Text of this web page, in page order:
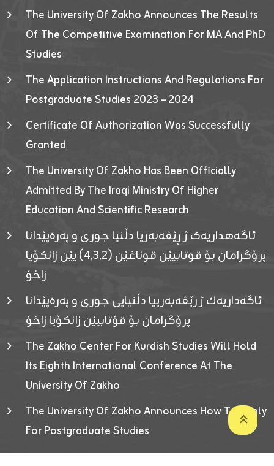
The University Of Zakho Announces The Results
Of The Competitive Examination For MA And PhD
Studies
The Application Instructions And Regulations For
Postgraduate Studies 2023 – 2024
Certificate Of Authorization Was Successfully
Granted
The University Of Zakho Has Been Officially
Admitted By The Iraqi Ministry Of Higher
Education And Scientific Research
ئاگەهداریەک ژ ڕێڤەبەریا دڵنیا جوری و پەرەپێدانا
پرۆگرامان بۆ قوتابیێن قوناغێن (٤٫٣٫٢) یێن زانکۆیا
زاخۆ
ئاگەداریەك ژ رێڤەبەرییا دڵنیایی جوری و پەرەپێدانا
پرۆگرامان بۆ قۆتابیێن زانکۆیا زاخۆ
The Zakho Center For Kurdish Studies Will Hold
Its Eighth International Conference At The
University Of Zakho
The University Of Zakho Announces How To Apply
For Postgraduate Studies